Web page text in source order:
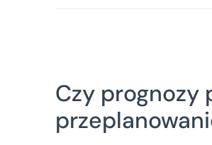
Czy prognozy